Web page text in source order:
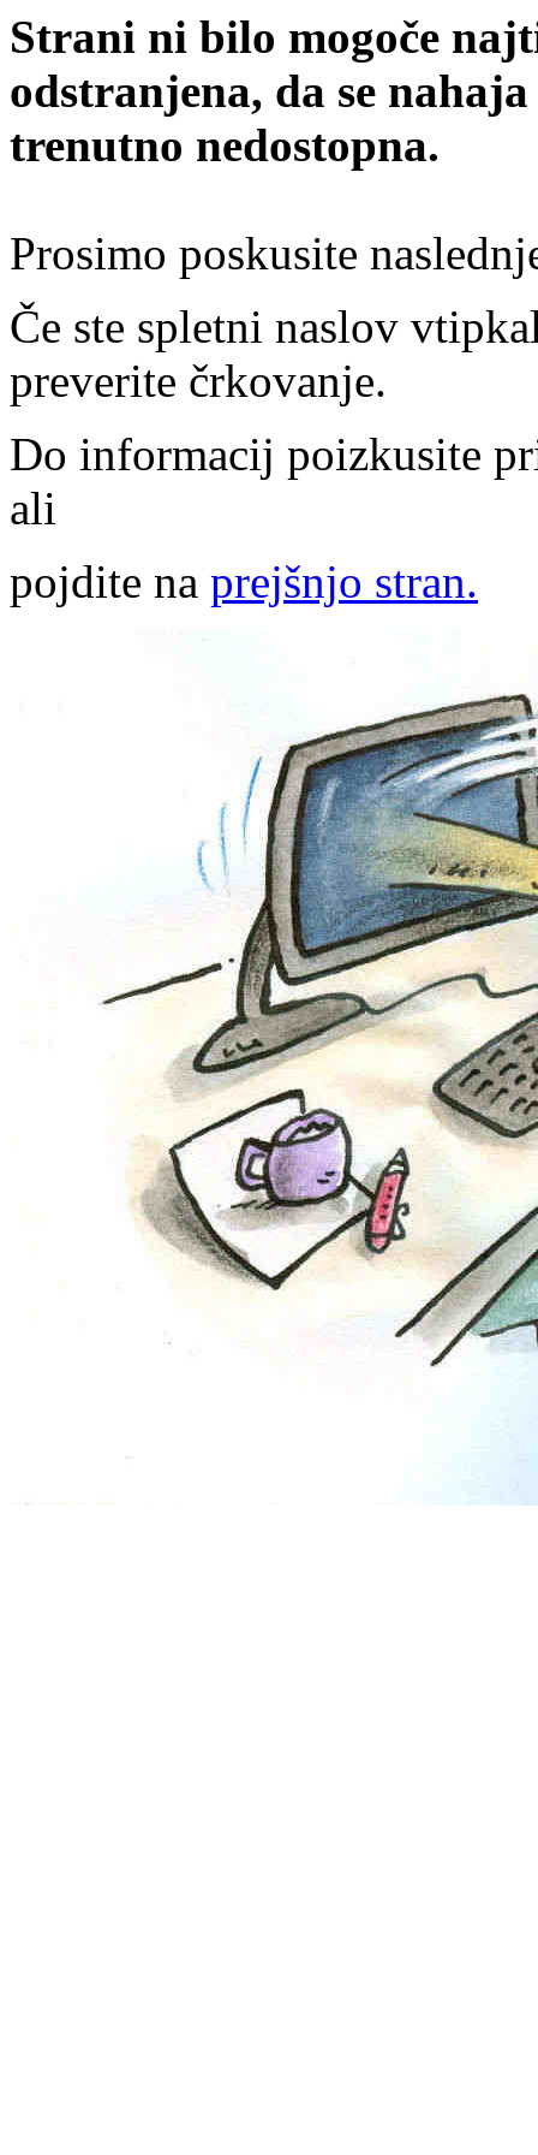
Strani ni bilo mogoče
odstranjena, da se
trenutno nedostopna.
Prosimo poskusite
Če ste spletni naslov
preverite črkovanje.
Do informacij poizkusite
ali
pojdite na prejšnjo stran.